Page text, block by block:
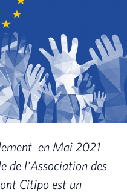
en Mai 2021
de l'Association des
Citipo est un